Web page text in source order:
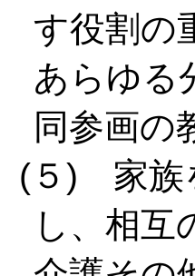
す役割の
あらゆる
同参画の
(５) 家族
し、相互